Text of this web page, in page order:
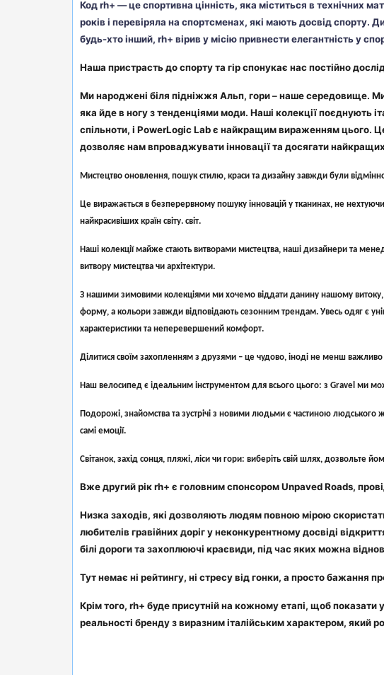
Код rh+ — це спортивна цінність, яка міститься в технічних
років і перевіряла на спортсменах, які мають досвід спорту.
будь-хто інший, rh+ вірив у місію привнести елегантність у
Наша пристрасть до спорту та гір спонукає нас постійно
Ми народжені біля підніжжя Альп, гори – наше середовище. Ми
яка йде в ногу з тенденціями моди. Наші колекції поєднують
спільноти, і PowerLogic Lab є найкращим вираженням цього.
дозволяє нам впроваджувати інновації та досягати
Мистецтво оновлення, пошук стилю, краси та дизайну завжди були
Це виражається в безперервному пошуку інновацій у тканинах, не
найкрасивіших країн світу. світ.
Наші колекції майже стають витворами мистецтва, наші дизайнери та
витвору мистецтва чи архітектури.
З нашими зимовими колекціями ми хочемо віддати данину нашому витоку,
форму, а кольори завжди відповідають сезонним трендам. Увесь одяг є
характеристики та неперевершений комфорт.
Ділитися своїм захопленням з друзями – це чудово, іноді не менш важливо
Наш велосипед є ідеальним інструментом для всього цього: з Gravel ми
Подорожі, знайомства та зустрічі з новими людьми є частиною
самі емоції.
Світанок, захід сонця, пляжі, ліси чи гори: виберіть свій шлях, дозвольте
Вже другий рік rh+ є головним спонсором Unpaved Roads,
Низка заходів, які дозволяють людям повною мірою
любителів гравійних доріг у неконкурентному досвіді
білі дороги та захоплюючі краєвиди, під час яких можна
Тут немає ні рейтингу, ні стресу від гонки, а просто бажання
Крім того, rh+ буде присутній на кожному етапі, щоб показати
реальності бренду з виразним італійським характером, який